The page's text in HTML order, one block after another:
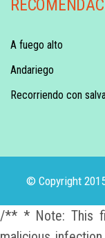
A fuego alto
Andariego
Recorriendo con
© Copyright
/** * Note: This